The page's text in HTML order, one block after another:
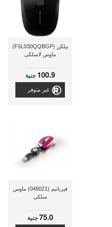
بيلكن (F5L030QQBGP)
ماوس لاسلكى
100.9 جنية
غير متوفر
فيرباتيم (049021) ماوس
سلكى
75.0جنية